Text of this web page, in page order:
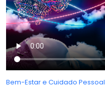
Bem-Estar e Cuidado Pessoal